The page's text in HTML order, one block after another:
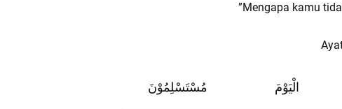
”Mengapa kamu
مُسْتَسْلِمُوْنَ الْيَوْمَ